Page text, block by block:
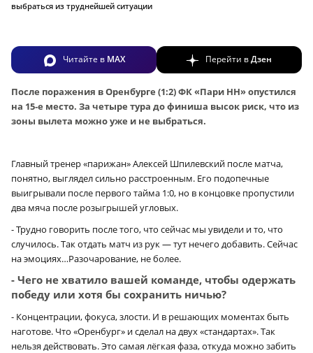
выбраться из труднейшей ситуации
Читайте в MAX Перейти вДзен
После поражения в Оренбурге (1:2) ФК «Пари НН» опустился
на 15‑е место. За четыре тура до финиша высок риск, что из
зоны вылета можно уже и не выбраться.
Главный тренер «парижан» Алексей Шпилевский после матча,
понятно, выглядел сильно расстроенным. Его подопечные
выигрывали после первого тайма 1:0, но в концовке пропустили
два мяча после розыгрышей угловых.
- Трудно говорить после того, что сейчас мы увидели и то, что
случилось. Так отдать матч из рук — тут нечего добавить. Сейчас
на эмоциях…Разочарование, не более.
- Чего не хватило вашей команде, чтобы одержать
победу или хотя бы сохранить ничью?
- Концентрации, фокуса, злости. И в решающих моментах быть
наготове. Что «Оренбург» и сделал на двух «стандартах». Так
нельзя действовать. Это самая лёгкая фаза, откуда можно забить